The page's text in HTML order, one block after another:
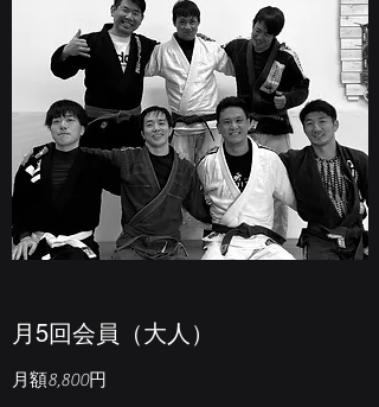
​​月5回会員（大人）
​​月額8,800円